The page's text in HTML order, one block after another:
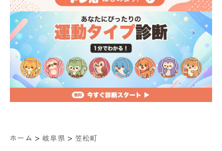
ホーム > 岐阜県 > 笠松町